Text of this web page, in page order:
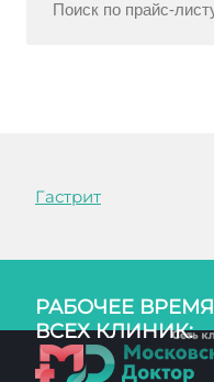
Гастрит
РАБОЧЕЕ ВРЕМЯ
ВСЕХ КЛИНИК: